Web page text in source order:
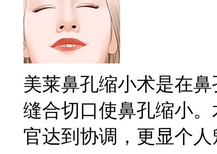
美莱鼻孔缩小术是在
缝合切口使鼻孔缩小
官达到协调，更显个